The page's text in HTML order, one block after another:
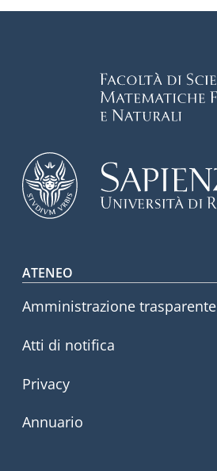
Footer menu
ATENEO
Amministrazione trasparente
Atti di notifica
Privacy
Annuario